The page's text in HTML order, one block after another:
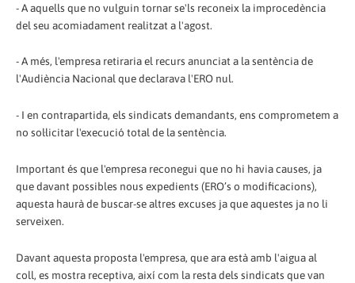
- A aquells que no vulguin tornar se'ls reconeix la improcedència
del seu acomiadament realitzat a l'agost.
- A més, l'empresa retiraria el recurs anunciat a la sentència de
l'Audiència Nacional que declarava l'ERO nul.
- I en contrapartida, els sindicats demandants, ens comprometem a
no sol·licitar l'execució total de la sentència.
Important és que l'empresa reconegui que no hi havia causes, ja
que davant possibles nous expedients (ERO’s o modificacions),
aquesta haurà de buscar-se altres excuses ja que aquestes ja no li
serveixen.
Davant aquesta proposta l'empresa, que ara està amb l'aigua al
coll, es mostra receptiva, així com la resta dels sindicats que van